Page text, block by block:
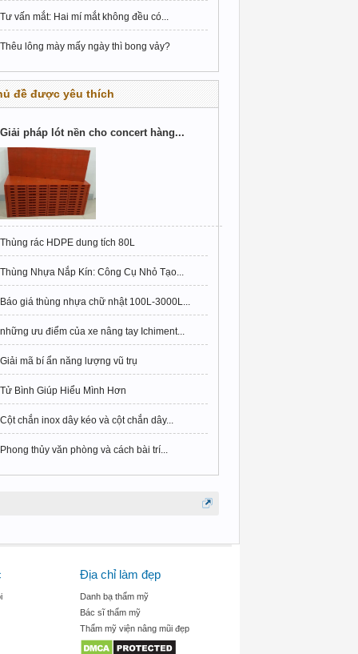
Tư vấn mắt: Hai mí mắt không đều có...
Thêu lông mày mấy ngày thì bong vảy?
đề được yêu thích
Giải pháp lót nền cho concert hàng...
Thùng rác HDPE dung tích 80L
Thùng Nhựa Nắp Kín: Công Cụ Nhỏ Tạo...
Báo giá thùng nhựa chữ nhật 100L-3000L...
những ưu điểm của xe nâng tay Ichiment...
Giải mã bí ẩn năng lượng vũ trụ
Tử Bình Giúp Hiểu Mình Hơn
Cột chắn inox dây kéo và cột chắn dây...
Phong thủy văn phòng và cách bài trí...
Địa chỉ làm đẹp
Danh bạ thẩm mỹ
Bác sĩ thẩm mỹ
Thẩm mỹ viện nâng mũi đẹp